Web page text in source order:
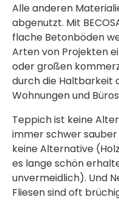
Alle anderen
abgenutzt. Mit
flache Betonböden
Arten von Projekten
oder großen
durch die Haltbarkeit
Wohnungen und
Teppich ist keine
immer schwer
keine Alternative
es lange schön
unvermeidlich). Und
Fliesen sind oft